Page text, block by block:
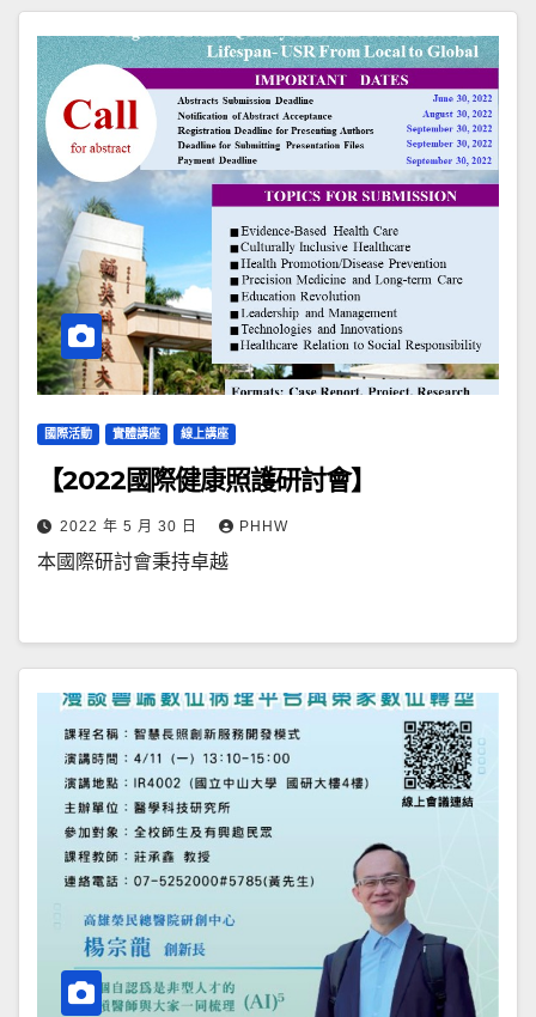
國際活動 實體講座 線上講座
【2022國際健康照護研討會】
2022 年 5 月 30 日 PHHW
本國際研討會秉持卓越